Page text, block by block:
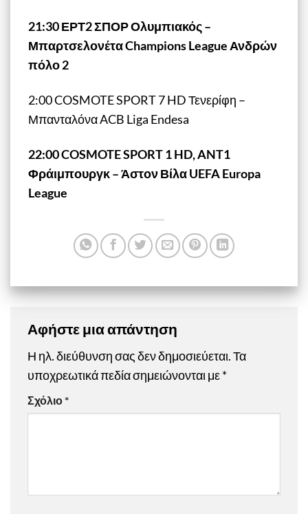
21:30 ΕΡΤ2 ΣΠΟΡ Ολυμπιακός –
Μπαρτσελονέτα Champions League Ανδρών
πόλο 2
2:00 COSMOTE SPORT 7 HD Τενερίφη –
Μπανταλόνα ACB Liga Endesa
22:00 COSMOTE SPORT 1 HD, ANT1
Φράιμπουργκ – Άστον Βίλα UEFA Europa
League
Αφήστε μια απάντηση
Η ηλ. διεύθυνση σας δεν δημοσιεύεται.Τα
υποχρεωτικά πεδία σημειώνονται με*
Σχόλιο*